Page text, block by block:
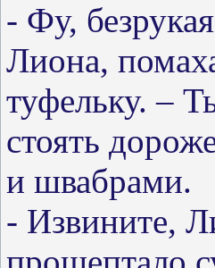
- Фу,
Лиона,
туфельку. –
стоять
и швабрами.
- Извините,